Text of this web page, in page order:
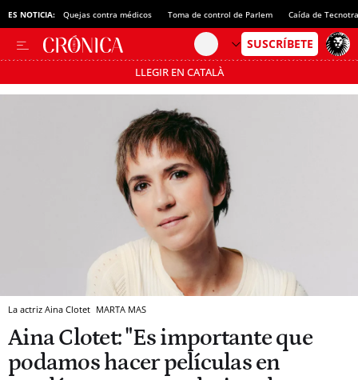
ES NOTICIA: Quejas contra médicos Toma de control de Parlem Caída de
LLEGIR EN CATALÀ
Pásate al MODO AHORRO
La actriz Aina Clotet MARTA MAS
Aina Clotet: "Es importante que
podamos hacer películas en